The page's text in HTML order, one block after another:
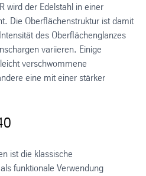
wird der Edelstahl in einer
Die Oberflächenstruktur ist damit
des Oberflächenglanzes
variieren. Einige
verschwommene
eine mit einer stärker
ist die klassische
funktionale Verwendung